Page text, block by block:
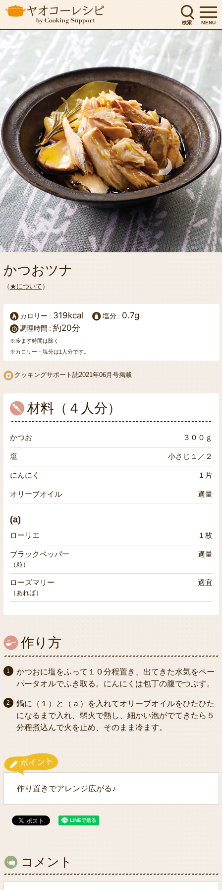
検索 MENU
かつおツナ
（ ★について ）
カロリー 319kcal 塩分 0.7g
調理時間 約20分
※冷ます時間は除く
※カロリー・塩分は1人分です。
クッキングサポート誌2021年06月号掲載
材料（４人分）
かつお ３００ｇ
塩 小さじ１／２
にんにく １片
オリーブオイル 適量
(a)
ローリエ １枚
ブラックペッパー 適量
（粒）
ローズマリー 適宜
（あれば）
作り方
かつおに塩をふって１０分程置き、出てきた水気をペー
パータオルでふき取る。にんにくは包丁の腹でつぶす。
鍋に（１）と（ａ）を入れてオリーブオイルをひたひた
になるまで入れ、弱火で熱し、細かい泡がでてきたら５
分程煮込んで火を止め、そのまま冷ます。
作り置きでアレンジ広がる♪
コメント